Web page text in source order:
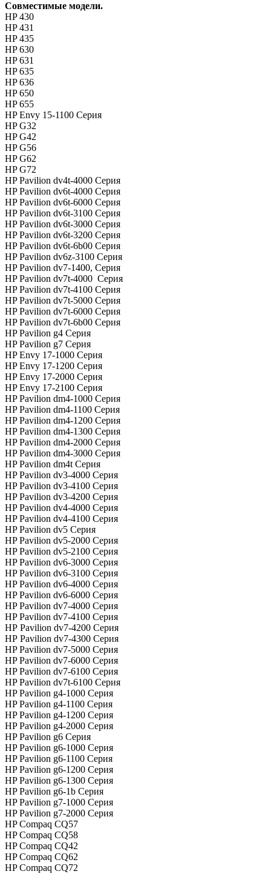
Совместимые модели.
HP 430
HP 431
HP 435
HP 630
HP 631
HP 635
HP 636
HP 650
HP 655
HP Envy 15-1100 Серия
HP G32
HP G42
HP G56
HP G62
HP G72
HP Pavilion dv4t-4000 Серия
HP Pavilion dv6t-4000 Серия
HP Pavilion dv6t-6000 Серия
HP Pavilion dv6t-3100 Серия
HP Pavilion dv6t-3000 Серия
HP Pavilion dv6t-3200 Серия
HP Pavilion dv6t-6b00 Серия
HP Pavilion dv6z-3100 Серия
HP Pavilion dv7-1400, Серия
HP Pavilion dv7t-4000 Серия
HP Pavilion dv7t-4100 Серия
HP Pavilion dv7t-5000 Серия
HP Pavilion dv7t-6000 Серия
HP Pavilion dv7t-6b00 Серия
HP Pavilion g4 Серия
HP Pavilion g7 Серия
HP Envy 17-1000 Серия
HP Envy 17-1200 Серия
HP Envy 17-2000 Серия
HP Envy 17-2100 Серия
HP Pavilion dm4-1000 Серия
HP Pavilion dm4-1100 Серия
HP Pavilion dm4-1200 Серия
HP Pavilion dm4-1300 Серия
HP Pavilion dm4-2000 Серия
HP Pavilion dm4-3000 Серия
HP Pavilion dm4t Серия
HP Pavilion dv3-4000 Серия
HP Pavilion dv3-4100 Серия
HP Pavilion dv3-4200 Серия
HP Pavilion dv4-4000 Серия
HP Pavilion dv4-4100 Серия
HP Pavilion dv5 Серия
HP Pavilion dv5-2000 Серия
HP Pavilion dv5-2100 Серия
HP Pavilion dv6-3000 Серия
HP Pavilion dv6-3100 Серия
HP Pavilion dv6-4000 Серия
HP Pavilion dv6-6000 Серия
HP Pavilion dv7-4000 Серия
HP Pavilion dv7-4100 Серия
HP Pavilion dv7-4200 Серия
HP Pavilion dv7-4300 Серия
HP Pavilion dv7-5000 Серия
HP Pavilion dv7-6000 Серия
HP Pavilion dv7-6100 Серия
HP Pavilion dv7t-6100 Серия
HP Pavilion g4-1000 Серия
HP Pavilion g4-1100 Серия
HP Pavilion g4-1200 Серия
HP Pavilion g4-2000 Серия
HP Pavilion g6 Серия
HP Pavilion g6-1000 Серия
HP Pavilion g6-1100 Серия
HP Pavilion g6-1200 Серия
HP Pavilion g6-1300 Серия
HP Pavilion g6-1b Серия
HP Pavilion g7-1000 Серия
HP Pavilion g7-2000 Серия
HP Compaq CQ57
HP Compaq CQ58
HP Compaq CQ42
HP Compaq CQ62
HP Compaq CQ72